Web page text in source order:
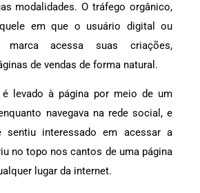
modalidades. O tráfego orgânico,
em que o usuário digital ou
marca acessa suas criações,
de vendas de forma natural.
levado à página por meio de um
navegava na rede social, e
sentiu interessado em acessar a
no topo nos cantos de uma página
lugar da internet.